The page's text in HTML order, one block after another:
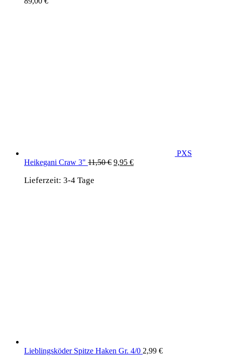
PXS
Heikegani Craw 3" 11,50€ Ursprünglicher
9,95 €Aktueller
Lieferzeit: 3-4 Tage
Lieblingsköder Spitze Haken Gr. 4/0 2,99 €